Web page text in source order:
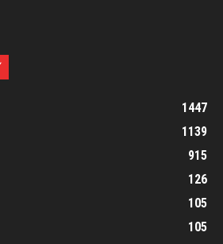
1447
1139
915
126
105
105